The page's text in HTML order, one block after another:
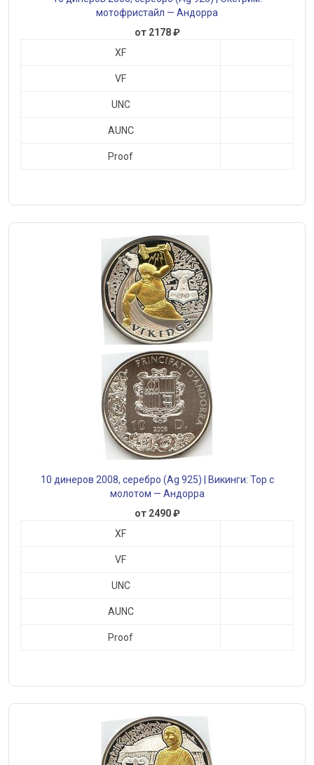
мотофристайл — Андорра
от 2178 ₽
XF
VF
UNC
AUNC
Proof
10 динеров 2008, серебро (Ag 925) | Викинги: Тор с
молотом — Андорра
от 2490 ₽
XF
VF
UNC
AUNC
Proof